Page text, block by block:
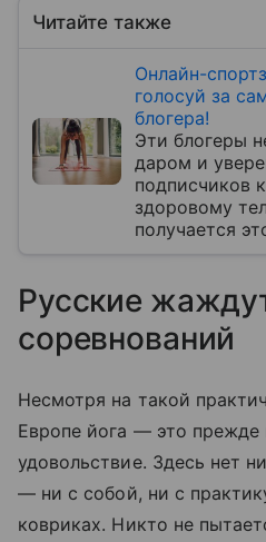
Читайте также
Онлайн-
голосуй за
блогера!
Эти блогеры
даром и
подписчиков
здоровому
получается
Русские
соревнований
Несмотря на такой
Европе йога — это прежде
удовольствие. Здесь нет
— ни с собой, ни с
ковриках. Никто не